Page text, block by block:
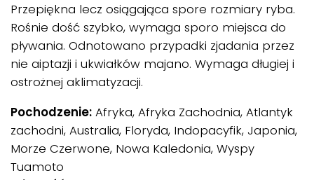
Przepiękna lecz osiągająca spore rozmiary ryba.
Rośnie dość szybko, wymaga sporo miejsca do
pływania. Odnotowano przypadki zjadania przez
nie aiptazji i ukwiałków majano. Wymaga długiej i
ostrożnej aklimatyzacji.
Pochodzenie: Afryka, Afryka Zachodnia, Atlantyk
zachodni, Australia, Floryda, Indopacyfik, Japonia,
Morze Czerwone, Nowa Kaledonia, Wyspy
Tuamoto